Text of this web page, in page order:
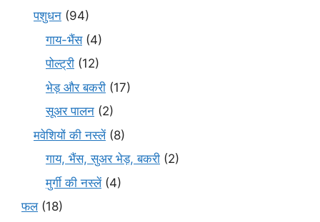
पशुधन (94)
गाय-भैंस(4)
पोल्ट्री (12)
भेड़ और बकरी (17)
सूअर पालन (2)
मवेशियों की नस्लें(8)
गाय, भैंस, सुअर भेड़, बकरी (2)
मुर्गी की नस्लें(4)
फल(18)